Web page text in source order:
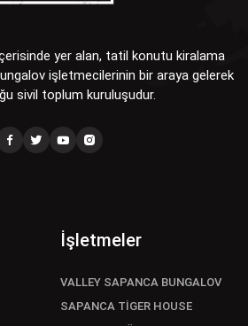
yer alan, tatil konutu kiralama
işletmecilerinin bir araya gelerek
sivil toplum kuruluşudur.
İşletmeler
VALLEY SAPANCA BUNGALOV
SAPANCA TİGER HOUSE